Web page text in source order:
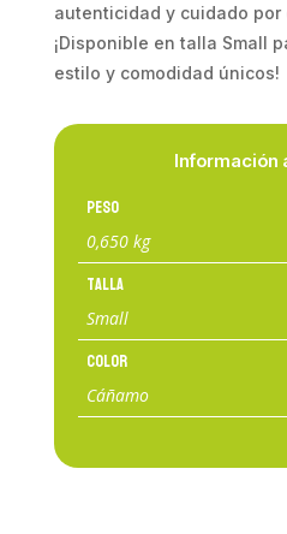
autenticidad y cuidado por
¡Disponible en talla Small
estilo y comodidad únicos!
Información
Peso
0,650 kg
Talla
Small
Color
Cáñamo